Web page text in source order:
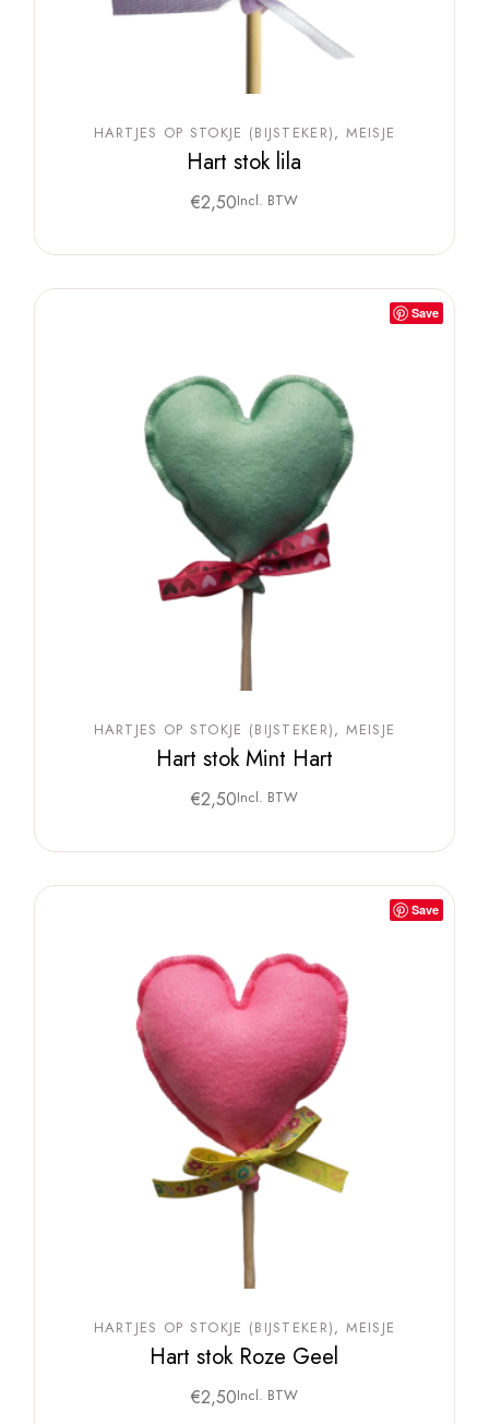
HARTJES OP STOKJE (BIJSTEKER) MEISJE
Hart stok lila
€2,50Incl. BTW
Save
HARTJES OP STOKJE (BIJSTEKER) MEISJE
Hart stok Mint Hart
€2,50Incl. BTW
Save
HARTJES OP STOKJE (BIJSTEKER) MEISJE
Hart stok Roze Geel
€2,50Incl. BTW